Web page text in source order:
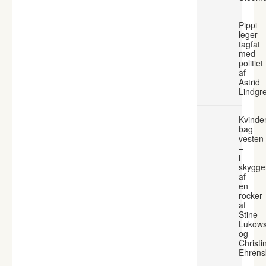
Pippi
leger
tagfat
med
politiet
af
Astrid
bag
vesten
–
i
af
en
rocker
af
Stine
og